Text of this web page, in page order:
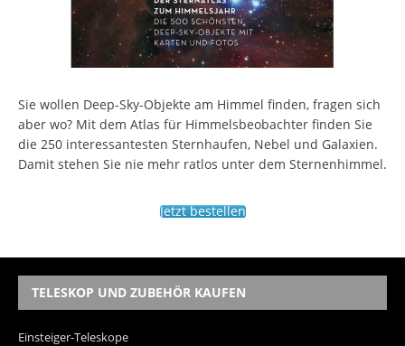
Sie wollen Deep-Sky-Objekte am Himmel finden, fragen sich
aber wo? Mit dem Atlas für Himmelsbeobachter finden Sie
die 250 interessantesten Sternhaufen, Nebel und Galaxien.
Damit stehen Sie nie mehr ratlos unter dem Sternenhimmel.
Jetzt bestellen
TELESKOP UND ZUBEHÖR KAUFEN
Einsteiger-Teleskope